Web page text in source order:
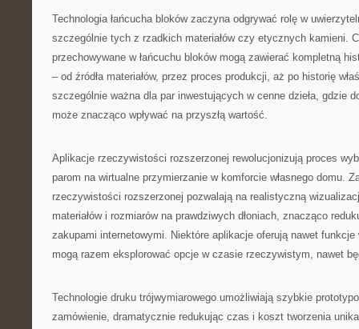
Technologia łańcucha bloków zaczyna odgrywać rolę w
szczególnie tych z rzadkich materiałów czy etycznych kamieni.
przechowywane w łańcuchu bloków mogą zawierać kompletną
– od źródła materiałów, przez proces produkcji, aż po historię
szczególnie ważna dla par inwestujących w cenne dzieła, gdzie
może znacząco wpływać na przyszłą wartość.
Aplikacje rzeczywistości rozszerzonej rewolucjonizują proces
parom na wirtualne przymierzanie w komforcie własnego domu.
rzeczywistości rozszerzonej pozwalają na realistyczną
materiałów i rozmiarów na prawdziwych dłoniach, znacząco
zakupami internetowymi. Niektóre aplikacje oferują nawet funkcje
mogą razem eksplorować opcje w czasie rzeczywistym, nawet
Technologie druku trójwymiarowego umożliwiają szybkie
zamówienie, dramatycznie redukując czas i koszt tworzenia